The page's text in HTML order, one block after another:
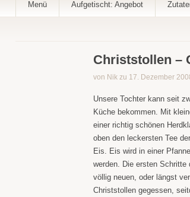
Menü Aufgetischt: Angebot
Christstollen –
von Nik zu 17. Dezember
Unsere Tochter kann seit
Küche bekommen. Mit
einer richtig schönen
oben den leckersten Tee
Eis. Eis wird in einer
werden. Die ersten Schritte
völlig neuen, oder längst
Christstollen gegessen,